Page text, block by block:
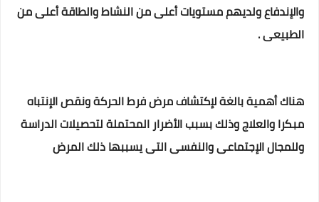
والإندفاع ولديهم مستويات أعلى من النشاط والطاقة أعلى من
الطبيعى .
هناك أهمية بالغة لإكتشاف مرض فرط الحركة ونقص الإنتباه
مبكرا والعلاج وذلك بسبب الأضرار المحتملة لتحصيلات الدراسة
وللمجال الإجتماعى والنفسى التى يسببها ذلك المرض